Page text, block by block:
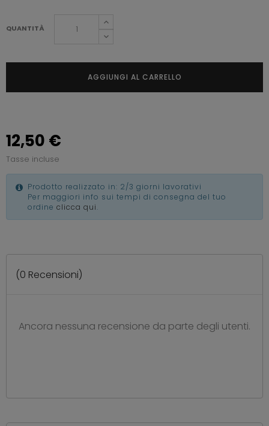
QUANTITÀ
AGGIUNGI AL CARRELLO
12,50 €
Tasse incluse
Prodotto realizzato in: 2/3 giorni lavorativi
Per maggiori info sui tempi di consegna del tuo
ordine clicca qui.
(0 Recensioni)
Ancora nessuna recensione da parte degli utenti.